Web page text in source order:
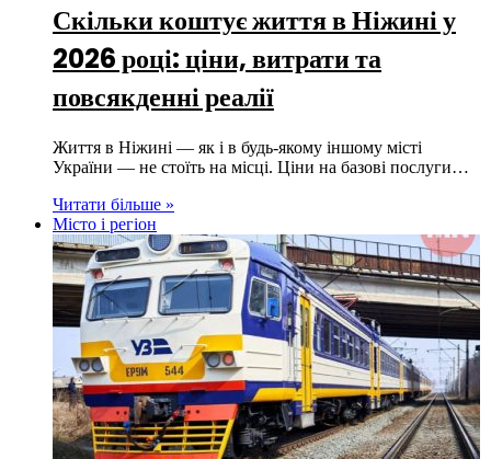
Скільки коштує життя в Ніжині у
2026 році: ціни, витрати та
повсякденні реалії
Життя в Ніжині — як і в будь-якому іншому місті
України — не стоїть на місці. Ціни на базові послуги…
Читати більше »
Місто і регіон